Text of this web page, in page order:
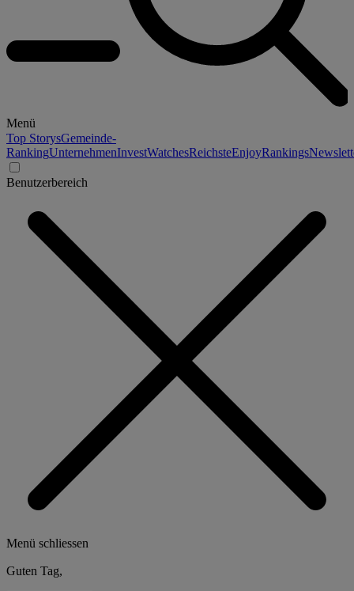
Menü
Top StorysGemeinde-
RankingUnternehmenInvestWatchesReichsteEnjoyRankings
Benutzerbereich
Menü schliessen
Guten Tag,